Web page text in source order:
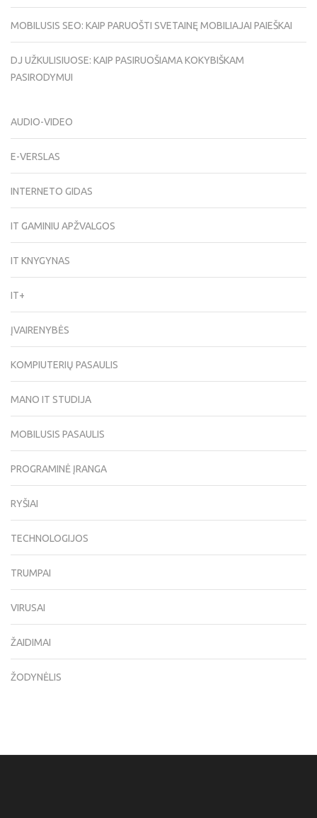
MOBILUSIS SEO: KAIP PARUOŠTI SVETAINĘ MOBILIAJAI PAIEŠKAI
DJ UŽKULISIUOSE: KAIP PASIRUOŠIAMA KOKYBIŠKAM
PASIRODYMUI
AUDIO-VIDEO
E-VERSLAS
INTERNETO GIDAS
IT GAMINIU APŽVALGOS
IT KNYGYNAS
IT+
ĮVAIRENYBĖS
KOMPIUTERIŲ PASAULIS
MANO IT STUDIJA
MOBILUSIS PASAULIS
PROGRAMINĖ ĮRANGA
RYŠIAI
TECHNOLOGIJOS
TRUMPAI
VIRUSAI
ŽAIDIMAI
ŽODYNĖLIS